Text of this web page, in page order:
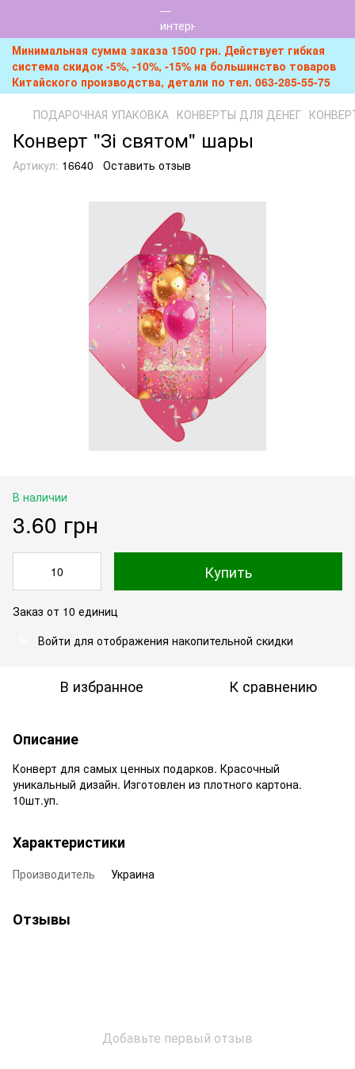
Минимальная сумма заказа 1500 грн. Действует гибкая
система скидок -5%, -10%, -15% на большинство товаров
Китайского производства, детали по тел. 063-285-55-75
ПОДАРОЧНАЯ УПАКОВКА КОНВЕРТЫ ДЛЯ ДЕНЕГ
Конверт "Зі святом" шары
Артикул: 16640 Оставить отзыв
В наличии
3.60 грн
Купить
Заказ от 10 единиц
Войти для отображения накопительной скидки
В избранное К сравнению
Описание
Конверт для самых ценных подарков. Красочный
уникальный дизайн. Изготовлен из плотного картона.
10шт.уп.
Характеристики
Производитель Украина
Отзывы
Добавьте первый отзыв